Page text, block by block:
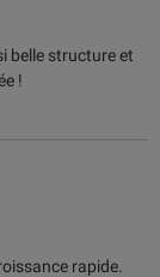
belle structure et
!
rapide.